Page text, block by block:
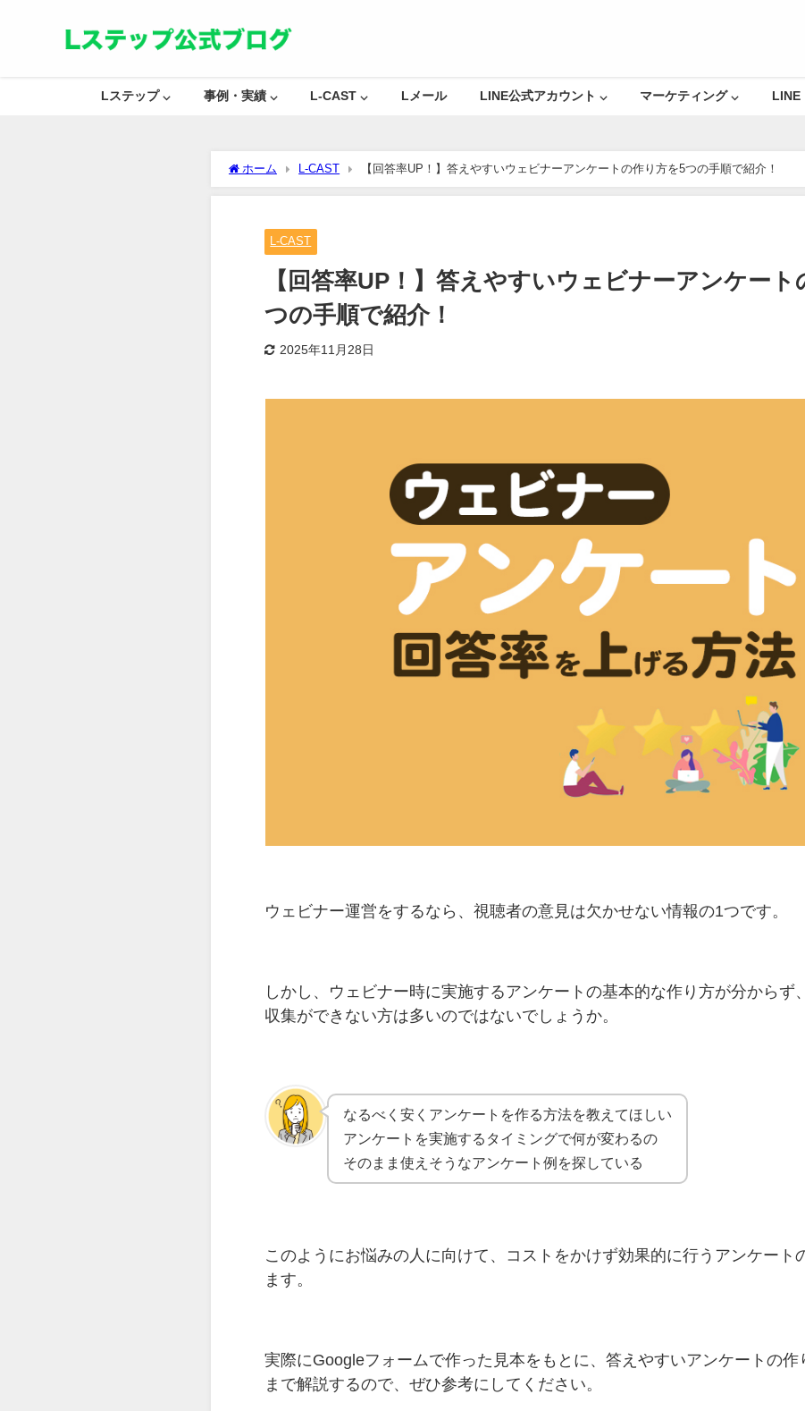
Lステップ ⌵ 事例・実績 ⌵ L-CAST ⌵ Lメール LINE公式アカウント ⌵ マーケティング ⌵ LINE
ホーム L-CAST 【回答率UP！】答えやすいウェビナーアンケートの作り方を5つの手順で紹介！
L-CAST
【回答率UP！】答えやすいウェビナーアンケート
つの手順で紹介！
2025年11月28日
ウェビナー運営をするなら、視聴者の意見は欠かせない情報の1つです。
しかし、ウェビナー時に実施するアンケートの基本的な作り方が分からず
収集ができない方は多いのではないでしょうか。
なるべく安くアンケートを作る方法を教えてほしい
アンケートを実施するタイミングで何が変わるの
そのまま使えそうなアンケート例を探している
このようにお悩みの人に向けて、コストをかけず効果的に行うアンケート
ます。
実際にGoogleフォームで作った見本をもとに、答えやすいアンケートの作
まで解説するので、ぜひ参考にしてください。